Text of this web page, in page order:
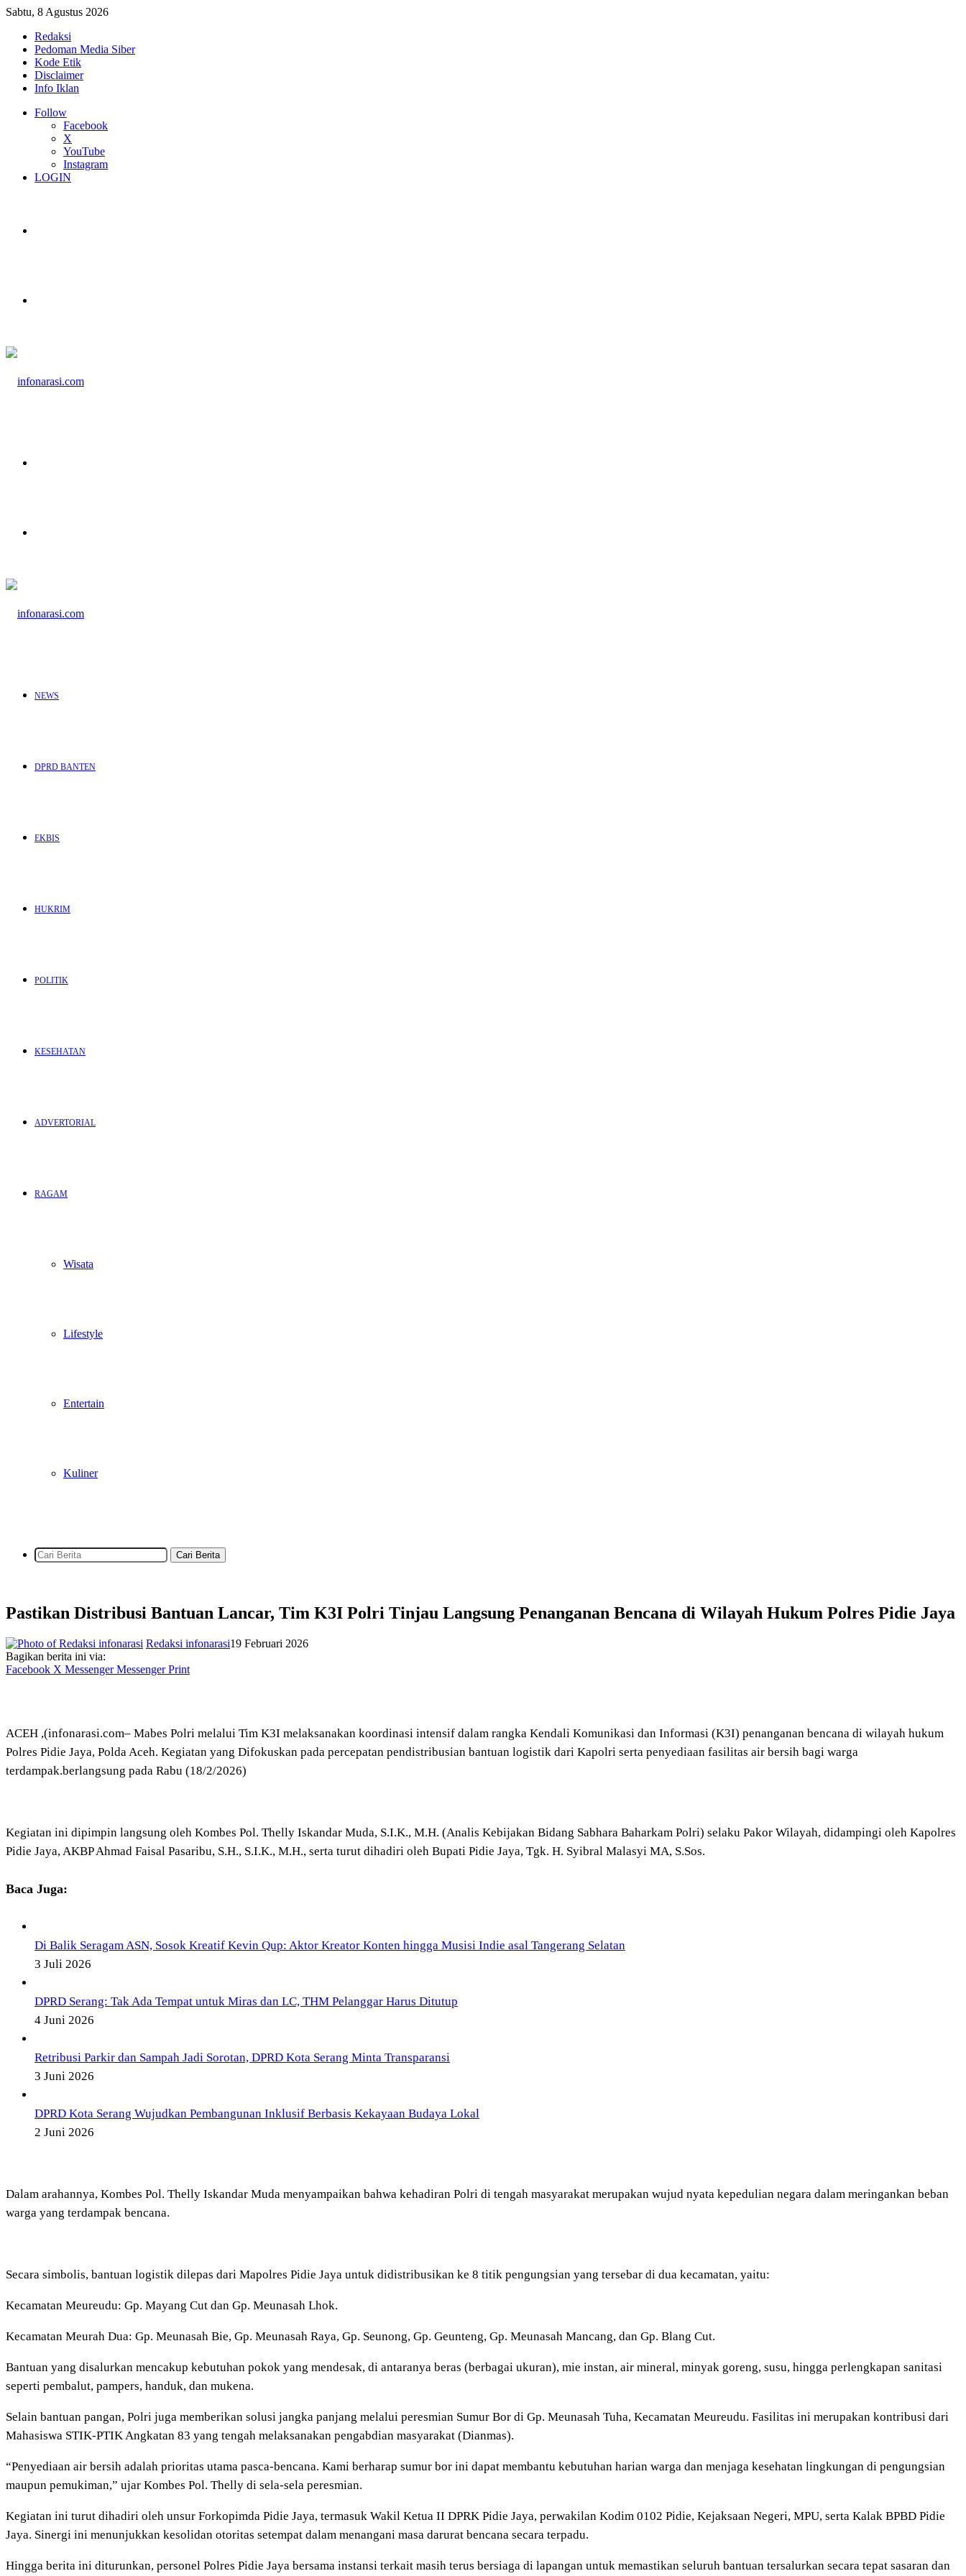
Sabtu, 8 Agustus 2026
Redaksi
Pedoman Media Siber
Kode Etik
Disclaimer
Info Iklan
Follow
Facebook
X
YouTube
Instagram
LOGIN
NEWS
DPRD BANTEN
EKBIS
HUKRIM
POLITIK
KESEHATAN
ADVERTORIAL
RAGAM
Wisata
Lifestyle
Entertain
Kuliner
Cari Berita
Pastikan Distribusi Bantuan Lancar, Tim K3I Polri Tinjau Langsung Penanganan Bencana di Wilayah Hukum Polres Pidie Jaya
Redaksi infonarasi19 Februari 2026
Bagikan berita ini via:
Facebook X Messenger Messenger Print
ACEH ,(infonarasi.com– Mabes Polri melalui Tim K3I melaksanakan koordinasi intensif dalam rangka Kendali Komunikasi dan Informasi (K3I) penanganan bencana di wilayah hukum
Polres Pidie Jaya, Polda Aceh. Kegiatan yang Difokuskan pada percepatan pendistribusian bantuan logistik dari Kapolri serta penyediaan fasilitas air bersih bagi warga
terdampak.berlangsung pada Rabu (18/2/2026)
Kegiatan ini dipimpin langsung oleh Kombes Pol. Thelly Iskandar Muda, S.I.K., M.H. (Analis Kebijakan Bidang Sabhara Baharkam Polri) selaku Pakor Wilayah, didampingi oleh Kapolres
Pidie Jaya, AKBP Ahmad Faisal Pasaribu, S.H., S.I.K., M.H., serta turut dihadiri oleh Bupati Pidie Jaya, Tgk. H. Syibral Malasyi MA, S.Sos.
Baca Juga:
Di Balik Seragam ASN, Sosok Kreatif Kevin Qup: Aktor Kreator Konten hingga Musisi Indie asal Tangerang Selatan
3 Juli 2026
DPRD Serang: Tak Ada Tempat untuk Miras dan LC, THM Pelanggar Harus Ditutup
4 Juni 2026
Retribusi Parkir dan Sampah Jadi Sorotan, DPRD Kota Serang Minta Transparansi
3 Juni 2026
DPRD Kota Serang Wujudkan Pembangunan Inklusif Berbasis Kekayaan Budaya Lokal
2 Juni 2026
Dalam arahannya, Kombes Pol. Thelly Iskandar Muda menyampaikan bahwa kehadiran Polri di tengah masyarakat merupakan wujud nyata kepedulian negara dalam meringankan beban
warga yang terdampak bencana.
Secara simbolis, bantuan logistik dilepas dari Mapolres Pidie Jaya untuk didistribusikan ke 8 titik pengungsian yang tersebar di dua kecamatan, yaitu:
Kecamatan Meureudu: Gp. Mayang Cut dan Gp. Meunasah Lhok.
Kecamatan Meurah Dua: Gp. Meunasah Bie, Gp. Meunasah Raya, Gp. Seunong, Gp. Geunteng, Gp. Meunasah Mancang, dan Gp. Blang Cut.
Bantuan yang disalurkan mencakup kebutuhan pokok yang mendesak, di antaranya beras (berbagai ukuran), mie instan, air mineral, minyak goreng, susu, hingga perlengkapan sanitasi
seperti pembalut, pampers, handuk, dan mukena.
Selain bantuan pangan, Polri juga memberikan solusi jangka panjang melalui peresmian Sumur Bor di Gp. Meunasah Tuha, Kecamatan Meureudu. Fasilitas ini merupakan kontribusi dari
Mahasiswa STIK-PTIK Angkatan 83 yang tengah melaksanakan pengabdian masyarakat (Dianmas).
“Penyediaan air bersih adalah prioritas utama pasca-bencana. Kami berharap sumur bor ini dapat membantu kebutuhan harian warga dan menjaga kesehatan lingkungan di pengungsian
maupun pemukiman,” ujar Kombes Pol. Thelly di sela-sela peresmian.
Kegiatan ini turut dihadiri oleh unsur Forkopimda Pidie Jaya, termasuk Wakil Ketua II DPRK Pidie Jaya, perwakilan Kodim 0102 Pidie, Kejaksaan Negeri, MPU, serta Kalak BPBD Pidie
Jaya. Sinergi ini menunjukkan kesolidan otoritas setempat dalam menangani masa darurat bencana secara terpadu.
Hingga berita ini diturunkan, personel Polres Pidie Jaya bersama instansi terkait masih terus bersiaga di lapangan untuk memastikan seluruh bantuan tersalurkan secara tepat sasaran dan